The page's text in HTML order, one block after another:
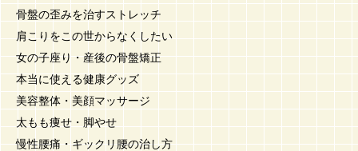
骨盤の歪みを治すストレッチ
肩こりをこの世からなくしたい
女の子座り・産後の骨盤矯正
本当に使える健康グッズ
美容整体・美顔マッサージ
太もも痩せ・脚やせ
慢性腰痛・ギックリ腰の治し方